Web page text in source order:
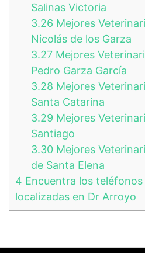
Salinas Victoria
3.26 Mejores
Nicolás de los Garza
3.27 Mejores
Pedro Garza García
3.28 Mejores
Santa Catarina
3.29 Mejores
Santiago
3.30 Mejores
de Santa Elena
4 Encuentra los
localizadas en Dr Arroyo